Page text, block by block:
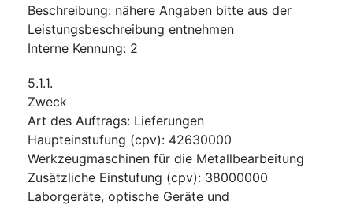
Beschreibung: nähere Angaben bitte aus der
Leistungsbeschreibung entnehmen
Interne Kennung: 2
5.1.1.
Zweck
Art des Auftrags: Lieferungen
Haupteinstufung (cpv): 42630000
Werkzeugmaschinen für die Metallbearbeitung
Zusätzliche Einstufung (cpv): 38000000
Laborgeräte, optische Geräte und